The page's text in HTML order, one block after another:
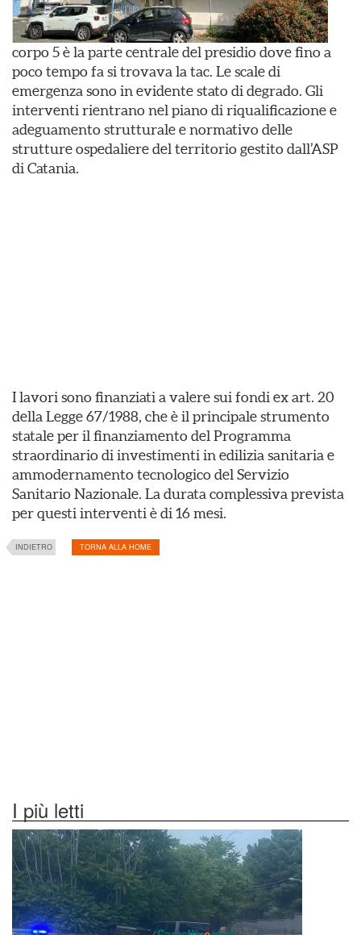
corpo 5 è la parte centrale del presidio dove fino a
poco tempo fa si trovava la tac. Le scale di
emergenza sono in evidente stato di degrado. Gli
interventi rientrano nel piano di riqualificazione e
adeguamento strutturale e normativo delle
strutture ospedaliere del territorio gestito dall’ASP
di Catania.
I lavori sono finanziati a valere sui fondi ex art. 20
della Legge 67/1988, che è il principale strumento
statale per il finanziamento del Programma
straordinario di investimenti in edilizia sanitaria e
ammodernamento tecnologico del Servizio
Sanitario Nazionale. La durata complessiva prevista
per questi interventi è di 16 mesi.
INDIETRO TORNA ALLA HOME
I più letti